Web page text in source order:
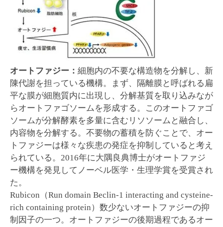
オートファジー： 細胞内の不要な構造物を分解し、新
陳代謝を担っている機構。まず、隔離膜と呼ばれる扁
平な膜が細胞質内に出現し、分解基質を取り込みなが
らオートファゴソームを形成する。このオートファゴ
ソームが分解酵素を多量に含むリソソームと融合し、
内容物を分解する。不要物の蓄積を防ぐことで、オー
トファジーは様々な疾患の発症を抑制していると考え
られている。2016年に大隅良典博士がオートファジ
ー機構を発見してノーベル医学・生理学賞を受賞され
た。
Rubicon（Run domain Beclin-1 interacting and cysteine-
rich containing protein）数少ないオートファジーの抑
制因子の一つ。オートファジーの後期過程であるオー